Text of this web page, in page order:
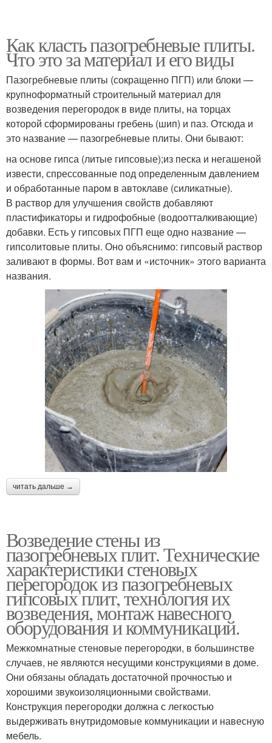
Как класть пазогребневые плиты.
Что это за материал и его виды
Пазогребневые плиты (сокращенно ПГП) или блоки —
крупноформатный строительный материал для
возведения перегородок в виде плиты, на торцах
которой сформированы гребень (шип) и паз. Отсюда и
это название — пазогребневые плиты. Они бывают:
на основе гипса (литые гипсовые);из песка и негашеной
извести, спрессованные под определенным давлением
и обработанные паром в автоклаве (силикатные).
В раствор для улучшения свойств добавляют
пластификаторы и гидрофобные (водоотталкивающие)
добавки. Есть у гипсовых ПГП еще одно название —
гипсолитовые плиты. Оно объяснимо: гипсовый раствор
заливают в формы. Вот вам и «источник» этого варианта
названия.
читать дальше →
Возведение стены из
пазогребневых плит. Технические
характеристики стеновых
перегородок из пазогребневых
гипсовых плит, технология их
возведения, монтаж навесного
оборудования и коммуникаций.
Межкомнатные стеновые перегородки, в большинстве
случаев, не являются несущими конструкциями в доме.
Они обязаны обладать достаточной прочностью и
хорошими звукоизоляционными свойствами.
Конструкция перегородки должна с легкостью
выдерживать внутридомовые коммуникации и навесную
мебель.